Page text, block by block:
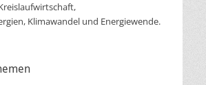
Klimawandel und Energiewende.